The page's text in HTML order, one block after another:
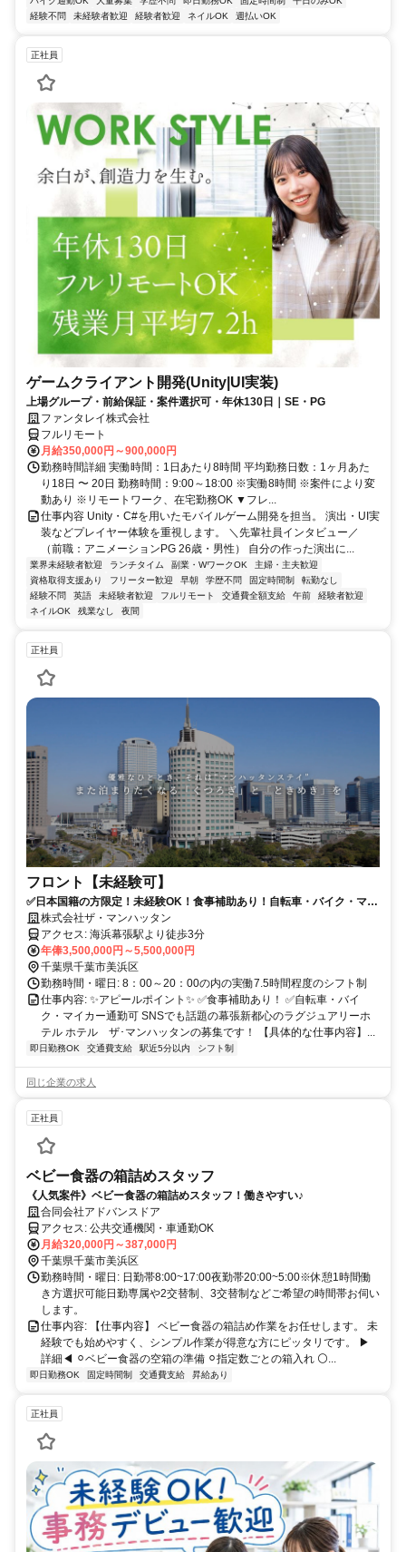
経験不問
未経験者歓迎 経験者歓迎 ネイルOK 週払いOK
正社員
ゲームクライアント開発(Unity|UI実装)
上場グループ・前給保証・案件選択可・年休130日｜SE・PG
ファンタレイ株式会社
フルリモート
月給350,000円～900,000円
勤務時間詳細 実働時間：1日あたり8時間 平均勤務日数：1ヶ月あた
り18日 〜 20日 勤務時間：9:00～18:00 ※実働8時間 ※案件により変
動あり ※リモートワーク、在宅勤務OK ▼フレ...
仕事内容 Unity・C#を用いたモバイルゲーム開発を担当。 演出・UI実
装などプレイヤー体験を重視します。 ＼先輩社員インタビュー／
（前職：アニメーションPG 26歳・男性） 自分の作った演出に...
業界未経験者歓迎 ランチタイム 副業・WワークOK
主婦・主夫歓迎
資格取得支援あり
フリーター歓迎 早朝 学歴不問 固定時間制
転勤なし
経験不問
英語 未経験者歓迎 フルリモート 交通費全額支給 午前
経験者歓迎
ネイルOK
残業なし 夜間
正社員
フロント【未経験可】
✅日本国籍の方限定！未経験OK！食事補助あり！自転車・バイク・マイ
カー通勤可！SNSでも話題のホテル ザ･マンハッタンです✨
株式会社ザ・マンハッタン
アクセス: 海浜幕張駅より徒歩3分
年俸3,500,000円～5,500,000円
千葉県千葉市美浜区
勤務時間・曜日: 8：00～20：00の内の実働7.5時間程度のシフト制
仕事内容: ✨アピールポイント✨ ✅食事補助あり！ ✅自転車・バイ
ク・マイカー通勤可 SNSでも話題の幕張新都心のラグジュアリーホ
テル ホテル ザ･マンハッタンの募集です！ 【具体的な仕事内容】...
即日勤務OK 交通費支給 駅近5分以内 シフト制
同じ企業の求人
正社員
ベビー食器の箱詰めスタッフ
《人気案件》ベビー食器の箱詰めスタッフ！働きやすい♪
合同会社アドバンスドア
アクセス: 公共交通機関・車通勤OK
月給320,000円～387,000円
千葉県千葉市美浜区
勤務時間・曜日: 日勤帯8:00~17:00夜勤帯20:00~5:00※休憩1時間働
き方選択可能日勤専属や2交替制、3交替制などご希望の時間帯お伺い
します。
仕事内容: 【仕事内容】 ベビー食器の箱詰め作業をお任せします。 未
経験でも始めやすく、シンプル作業が得意な方にピッタリです。 ▶
詳細◀︎ ⚪︎ベビー食器の空箱の準備 ⚪︎指定数ごとの箱入れ ⚪...
即日勤務OK 固定時間制 交通費支給 昇給あり
正社員